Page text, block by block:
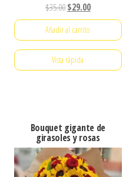
$35.00El
precio
original
era:
$35.00.
$29.00El
precio
es:
Añadir al carrito
Vista rápida
Bouquet gigante de
girasoles y rosas